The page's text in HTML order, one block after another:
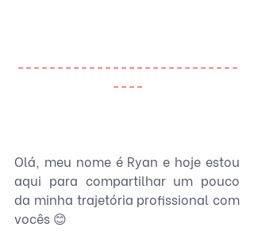
----------------------------
----
Olá, meu nome é Ryan e hoje estou
aqui para compartilhar um pouco
da minha trajetória profissional com
vocês 😊